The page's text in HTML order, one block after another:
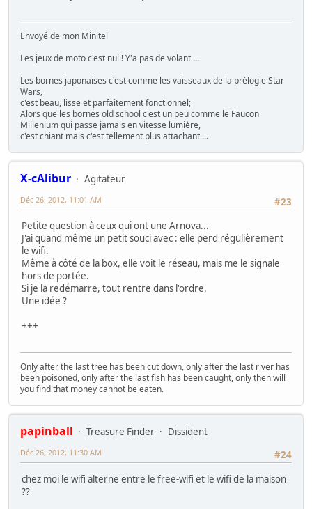
Envoyé de mon Minitel
Les jeux de moto c'est nul ! Y'a pas de volant ...
Les bornes japonaises c'est comme les vaisseaux de la prélogie Star
Wars,
c'est beau, lisse et parfaitement fonctionnel;
Alors que les bornes old school c'est un peu comme le Faucon
Millenium qui passe jamais en vitesse lumière,
c'est chiant mais c'est tellement plus attachant ...
X-cAlibur
Agitateur
#23
Déc 26, 2012, 11:01 AM
Petite question à ceux qui ont une Arnova...
J'ai quand même un petit souci avec : elle perd régulièrement
le wifi.
Même à côté de la box, elle voit le réseau, mais me le signale
hors de portée.
Si je la redémarre, tout rentre dans l'ordre.
Une idée ?
+++
Only after the last tree has been cut down, only after the last river has
been poisoned, only after the last fish has been caught, only then will
you find that money cannot be eaten.
papinball Treasure Finder
Dissident
#24
Déc 26, 2012, 11:30 AM
chez moi le wifi alterne entre le free-wifi et le wifi de la maison
??